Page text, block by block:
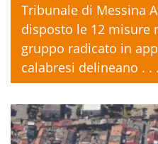
Tribunale di Messina
disposto le 12 misure
gruppo radicato in
calabresi delineano . . .